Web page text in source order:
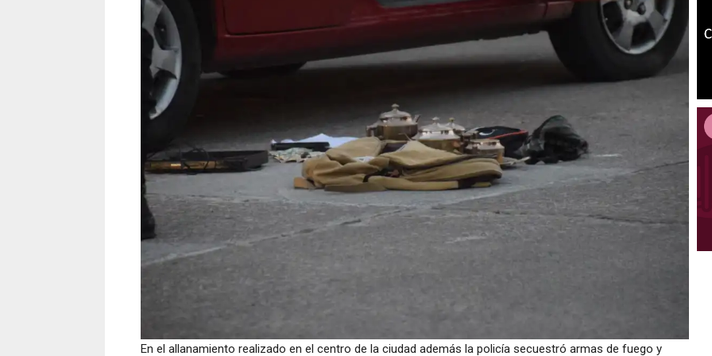
En el allanamiento realizado en el centro de la ciudad además la policía secuestró armas de fuego y